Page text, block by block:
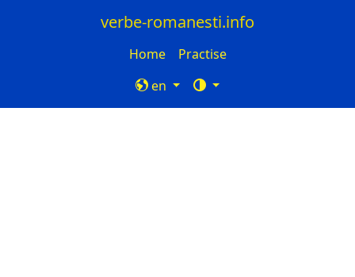
verbe-romanesti.info
Home
Practise
en